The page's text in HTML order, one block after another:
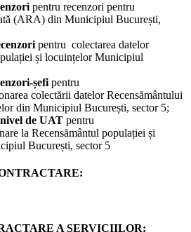
pentru recenzori pentru
(ARA) din Municipiul București,
pentru colectarea datelor
și locuințelor Municipiul
șefi pentru
colectării datelor Recensământului
din Municipiul București, sector 5;
de UAT pentru
la Recensământul populației și
București, sector 5
A SERVICIILOR: